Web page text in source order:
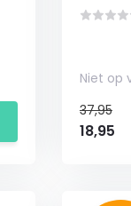
Niet op
37,95
18,95